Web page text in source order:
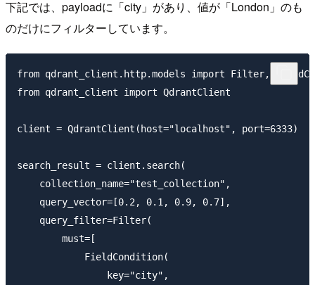
下記では、payloadに「city」があり、値が「London」のも
のだけにフィルターしています。
from qdrant_client.http.models import Filter,
from qdrant_client import QdrantClient
client = QdrantClient(host="localhost", port=6333)
search_result = client.search(
    collection_name="test_collection",
    query_vector=[0.2, 0.1, 0.9, 0.7],
    query_filter=Filter(
        must=[
            FieldCondition(
                key="city",